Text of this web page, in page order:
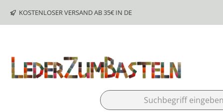
Hauptinhalt springen
Zur Suche springen
Zur Hauptnavigation springen
KOSTENLOSER VERSAND AB 35€ IN DE